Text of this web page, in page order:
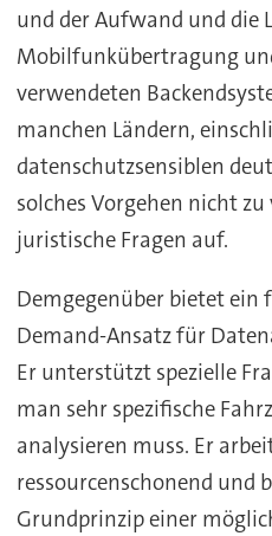
und der Aufwand und die
Mobilfunkübertragung
verwendeten
manchen Ländern,
datenschutzsensiblen
solches Vorgehen nicht
juristische Fragen auf.
Demgegenüber bietet ein
Demand-Ansatz für
Er unterstützt spezielle
man sehr spezifische
analysieren muss. Er
ressourcenschonend und
Grundprinzip einer